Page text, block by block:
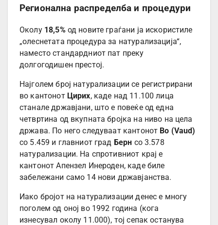
Регионална распределба и процедури
Околу 18,5%од новите граѓани ја искористиле
„олеснетата процедура за натурализација“,
наместо стандардниот пат преку
долгогодишен престој.
Најголем број натурализации се регистрирани
во кантонот Цирих, каде над 11.100 лица
станале државјани, што е повеќе од една
четвртина од вкупната бројка на ниво на цела
држава. По него следуваат кантонот Во (Vaud)
со 5.459 и главниот град Берн со 3.578
натурализации. На спротивниот крај е
кантонот Апензел Инероден, каде биле
забележани само 14 нови државјанства.
Иако бројот на натурализации денес е многу
поголем од оној во 1992 година (кога
изнесувал околу 11.000), тој сепак останува